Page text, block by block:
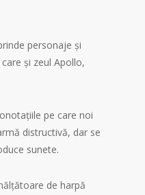
personaje și
și zeul Apollo,
pe care noi
distructivă, dar se
sunete.
de harpă